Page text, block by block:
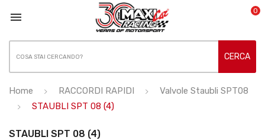
 0
CERCA
Home RACCORDI RAPIDI
Valvole Staubli SPT08
STAUBLI SPT 08 (4)
STAUBLI SPT 08 (4)